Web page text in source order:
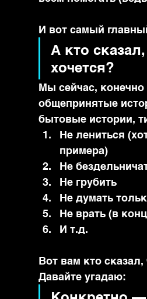
И вот самый
А кто
хочется?
Мы сейчас,
общепринятые
бытовые истории,
Не лениться
примера)
Не
Не грубить
Не думать
Не врать (в
И т.д.
Вот вам кто сказал,
Давайте угадаю: